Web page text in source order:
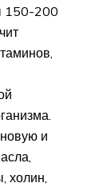
150-200
и
холин,